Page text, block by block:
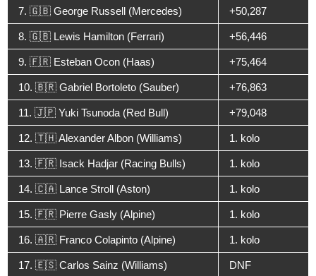
7. 🇬🇧 George Russell (Mercedes) +50,287
8. 🇬🇧 Lewis Hamilton (Ferrari) +56,446
9. 🇫🇷 Esteban Ocon (Haas) +75,464
10. 🇧🇷 Gabriel Bortoleto (Sauber) +76,863
11. 🇯🇵 Yuki Tsunoda (Red Bull) +79,048
12. 🇹🇭 Alexander Albon (Williams) 1. kolo
13. 🇫🇷 Isack Hadjar (Racing Bulls) 1. kolo
14. 🇨🇦 Lance Stroll (Aston) 1. kolo
15. 🇫🇷 Pierre Gasly (Alpine) 1. kolo
16. 🇦🇷 Franco Colapinto (Alpine) 1. kolo
17. 🇪🇸 Carlos Sainz (Williams) DNF